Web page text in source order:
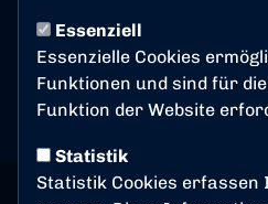
Essenziell
Essenzielle Cookies
Funktionen und sind für
Funktion der Website
Statistik
Statistik Cookies erfassen
Kunstrasenplatz Lessenich
53123 Bonn